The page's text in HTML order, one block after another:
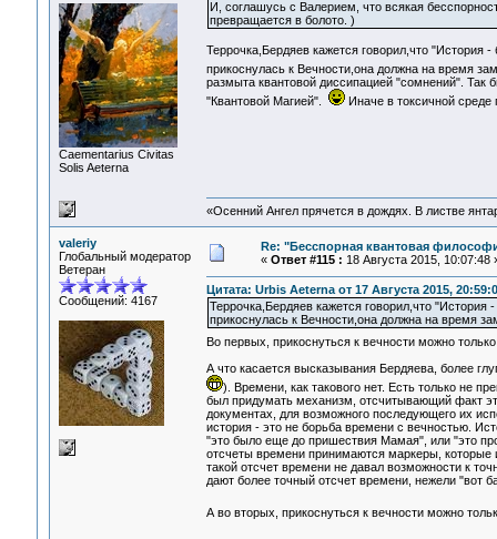
Сaementarius Civitas
Solis Aeterna
И, соглашусь с Валерием, что всякая
превращается в болото. )
Террочка,Бердяев кажется говорил,что "История
прикоснулась к Вечности,она должна на время
размыта квантовой диссипацией "сомнений".
"Квантовой Магией".
Иначе в токсичной среде
«Осенний Ангел прячется в дождях. В листве
valeriy
Глобальный модератор
Ветеран
Сообщений: 4167
Re: "Бесспорная квантовая
« Ответ #115 : 18 Августа 2015, 10:07:48
Цитата: Urbis Aeterna от 17 Августа 2015,
Террочка,Бердяев кажется говорил,что
прикоснулась к Вечности,она должна на время
Во первых, прикоснуться к вечности можно
А что касается высказывания Бердяева, более
). Времени, как такового нет. Есть только не
был придумать механизм, отсчитывающий факт
документах, для возможного последующего их
история - это не борьба времени с вечностью.
"это было еще до пришествия Мамая", или "это
отсчеты времени принимаются маркеры,
такой отсчет времени не давал возможности к
дают более точный отсчет времени, нежели "вот
А во вторых, прикоснуться к вечности можно